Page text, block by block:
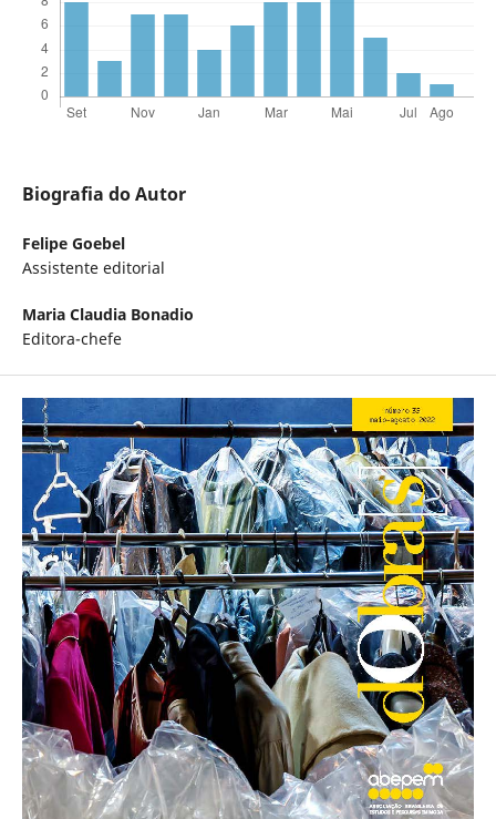
Biografia do Autor
Felipe Goebel
Assistente editorial
Maria Claudia Bonadio
Editora-chefe